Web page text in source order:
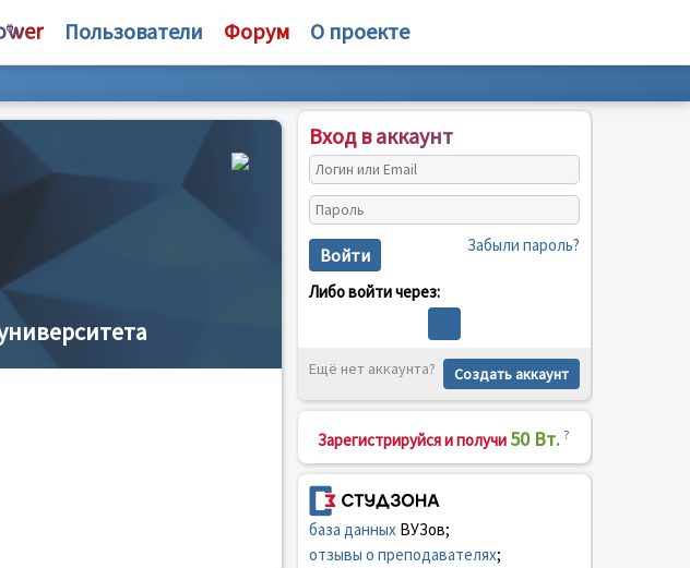
Пользователи Форум О проекте
Вход в аккаунт
Войти Забыли пароль?
Либо войти через:
Ещё нет аккаунта? Создать аккаунт
Зарегистрируйся и получи 50 Вт. ?
база данныхВУЗов;
отзывы о преподавателях;